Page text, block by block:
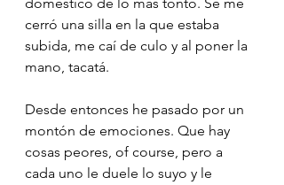
cerró una silla en la que estaba
subida, me caí de culo y al poner la
mano, tacatá.
Desde entonces he pasado por un
montón de emociones. Que hay
cosas peores, of course, pero a
cada uno le duele lo suyo y le